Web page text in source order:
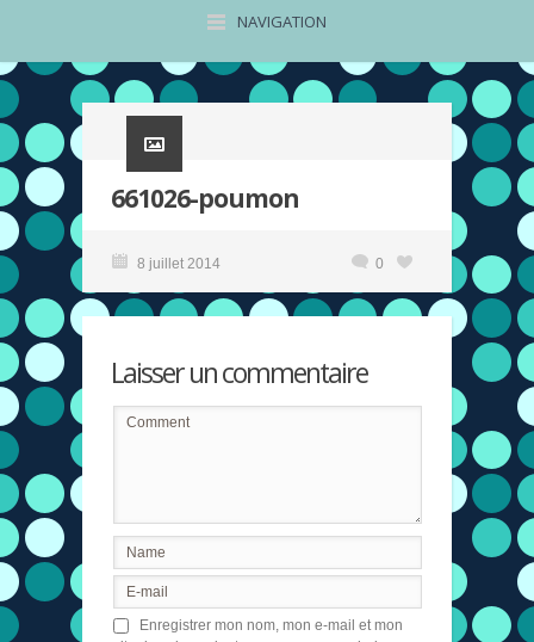
NAVIGATION
661026-poumon
8 juillet 2014 0
Laisser un commentaire
Enregistrer mon nom, mon e-mail et mon